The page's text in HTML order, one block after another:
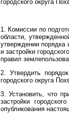
городского округа
1. Комиссии по
области,
утверждении порядка
и застройки
правил
2. Утвердить
городского округа
3. Установить, что
застройки
опубликования